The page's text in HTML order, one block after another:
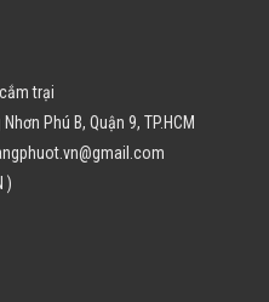
trại
Phú B, Quận 9, TP.HCM
)